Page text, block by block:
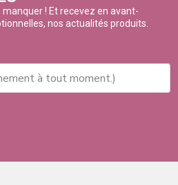
! Et recevez en avant-
nos actualités produits.